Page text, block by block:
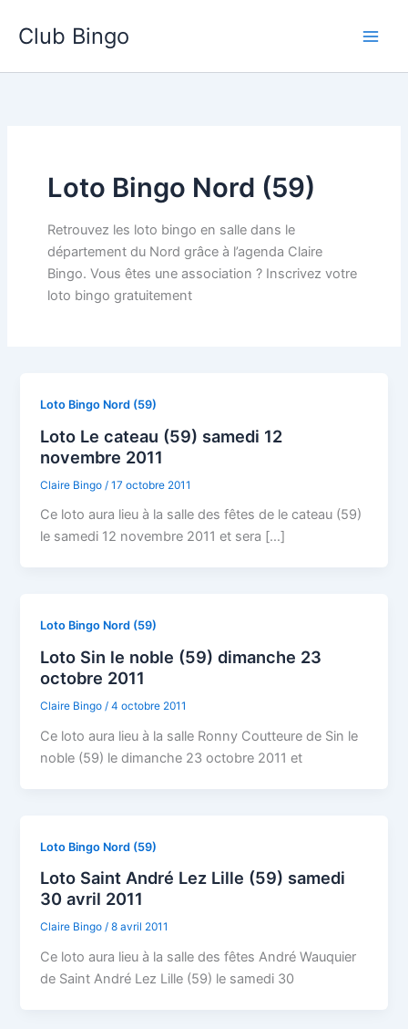
Club Bingo
Loto Bingo Nord (59)
Retrouvez les loto bingo en salle dans le
département du Nord grâce à l’agenda Claire
Bingo. Vous êtes une association ? Inscrivez votre
loto bingo gratuitement
Loto Bingo Nord (59)
Loto Le cateau (59) samedi 12
novembre 2011
Claire Bingo /17 octobre 2011
Ce loto aura lieu à la salle des fêtes de le cateau (59)
le samedi 12 novembre 2011 et sera […]
Loto Bingo Nord (59)
Loto Sin le noble (59) dimanche 23
octobre 2011
Claire Bingo/4 octobre 2011
Ce loto aura lieu à la salle Ronny Coutteure de Sin le
noble (59) le dimanche 23 octobre 2011 et
Loto Bingo Nord (59)
Loto Saint André Lez Lille (59) samedi
30 avril 2011
Claire Bingo/8 avril 2011
Ce loto aura lieu à la salle des fêtes André Wauquier
de Saint André Lez Lille (59) le samedi 30